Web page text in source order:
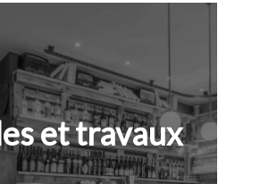
et travaux